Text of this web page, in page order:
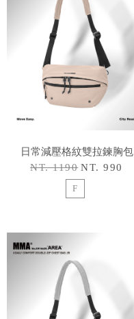
日常減壓格紋雙拉鍊胸包
NT. 1190 NT. 990
F